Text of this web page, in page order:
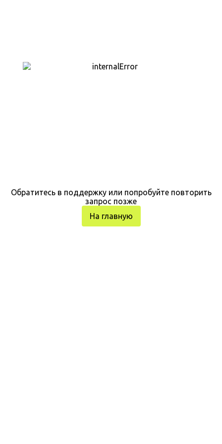
Обратитесь в поддержку или попробуйте повторить
запрос позже
На главную